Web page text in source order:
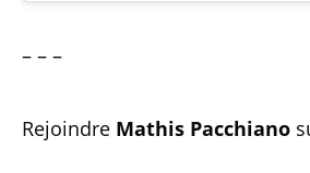
– – –
Rejoindre Mathis Pacchiano